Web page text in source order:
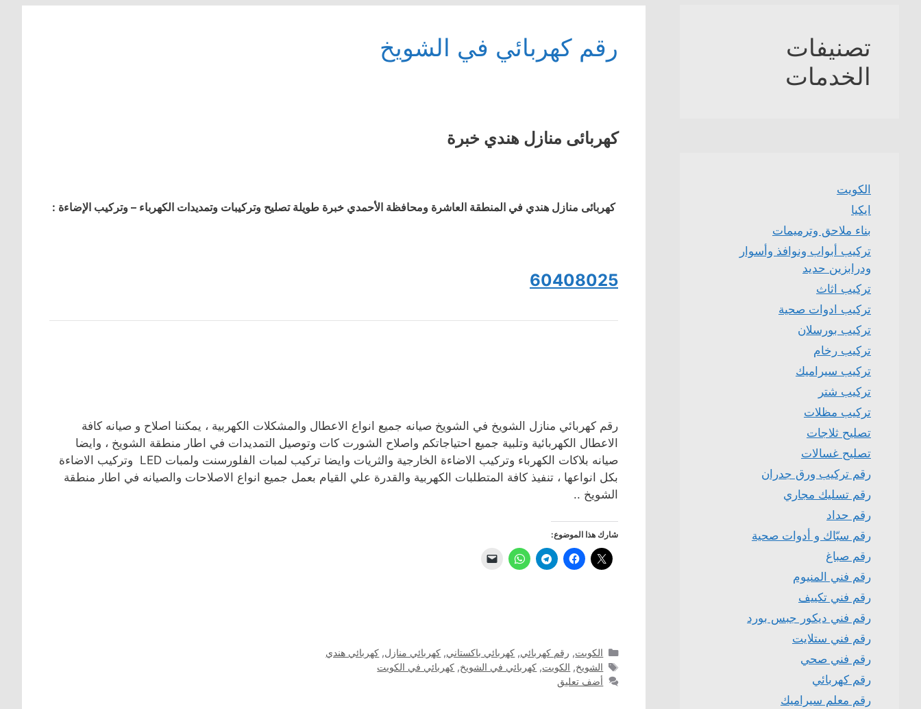
رقم كهربائي في الشويخ
كهربائى منازل هندي خبرة
كهربائى منازل هندي في المنطقة العاشرة ومحافظة الأحمدي خبرة طويلة تصليح وتركيبات وتمديدات الكهرباء – وتركيب الإضاءة :
60408025
رقم كهربائي منازل الشويخ في الشويخ صيانه جميع انواع الاعطال والمشكلات الكهربية ، يمكننا اصلاح و صيانه كافة
الاعطال الكهربائية وتلبية جميع احتياجاتكم واصلاح الشورت كات وتوصيل التمديدات في اطار منطقة الشويخ ، وايضا
صيانه بلاكات الكهرباء وتركيب الاضاءة الخارجية والثريات وايضا تركيب لمبات الفلورسنت ولمبات LED وتركيب الاضاءة
بكل انواعها ، تنفيذ كافة المتطلبات الكهربية والقدرة علي القيام بعمل جميع انواع الاصلاحات والصيانه في اطار منطقة
الشويخ ..
شارك هذا الموضوع:
التصنيفات
الكويت, رقم كهربائي, كهربائي باكستاني, كهربائي منازل, كهربائي هندي
الوسوم
الشويخ, الكويت, كهربائي في الشويخ, كهربائي في الكويت
أضف تعليق
تصنيفات
الخدمات
الكويت
ايكيا
بناء ملاحق وترميمات
تركيب أبواب ونوافذ وأسوار
ودرابزين حديد
تركيب اثاث
تركيب ادوات صحية
تركيب بورسلان
تركيب رخام
تركيب سيراميك
تركيب شتر
تركيب مظلات
تصليح ثلاجات
تصليح غسالات
رقم تركيب ورق جدران
رقم تسليك مجاري
رقم حداد
رقم سبّاك و أدوات صحية
رقم صباغ
رقم فني المنيوم
رقم فني تكييف
رقم فني ديكور جبس بورد
رقم فني ستلايت
رقم فني صحي
رقم كهربائي
رقم معلم سيراميك